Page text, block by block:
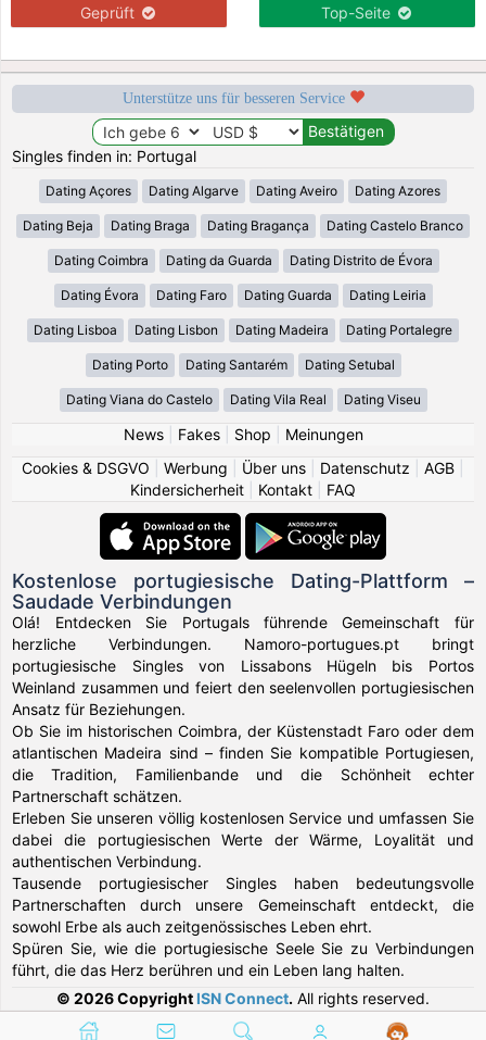
Geprüft Top-Seite
Unterstütze uns für besseren Service
Singles finden in: Portugal
Dating Açores Dating Algarve Dating Aveiro Dating Azores
Dating Beja Dating Braga Dating Bragança Dating Castelo Branco
Dating Coimbra Dating da Guarda Dating Distrito de Évora
Dating Évora Dating Faro Dating Guarda Dating Leiria
Dating Lisboa Dating Lisbon Dating Madeira Dating Portalegre
Dating Porto Dating Santarém Dating Setubal
Dating Viana do Castelo Dating Vila Real Dating Viseu
News| Fakes| Shop
Meinungen
Cookies & DSGVO
Werbung Über uns Datenschutz AGB
Kindersicherheit
Kontakt FAQ
Kostenlose portugiesische Dating-Plattform –
Saudade Verbindungen
Olá! Entdecken Sie Portugals führende Gemeinschaft für
herzliche Verbindungen. Namoro-portugues.pt bringt
portugiesische Singles von Lissabons Hügeln bis Portos
Weinland zusammen und feiert den seelenvollen portugiesischen
Ansatz für Beziehungen.
Ob Sie im historischen Coimbra, der Küstenstadt Faro oder dem
atlantischen Madeira sind – finden Sie kompatible Portugiesen,
die Tradition, Familienbande und die Schönheit echter
Partnerschaft schätzen.
Erleben Sie unseren völlig kostenlosen Service und umfassen Sie
dabei die portugiesischen Werte der Wärme, Loyalität und
authentischen Verbindung.
Tausende portugiesischer Singles haben bedeutungsvolle
Partnerschaften durch unsere Gemeinschaft entdeckt, die
sowohl Erbe als auch zeitgenössisches Leben ehrt.
Spüren Sie, wie die portugiesische Seele Sie zu Verbindungen
führt, die das Herz berühren und ein Leben lang halten.
© 2026 Copyright ISN Connect. All rights reserved.